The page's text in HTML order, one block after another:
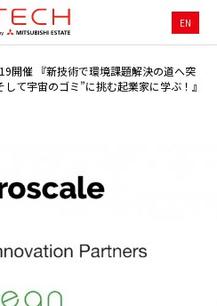
EN
開催 『新技術で環境課題解決の道へ突
て宇宙のゴミ”に挑む起業家に学ぶ！』